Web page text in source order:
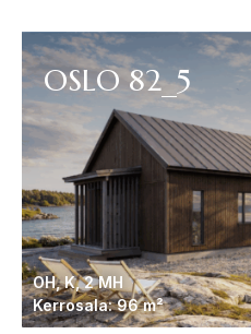
OH, K, 2 MH
Kerrosala: 96 m²
OSLO 82_5